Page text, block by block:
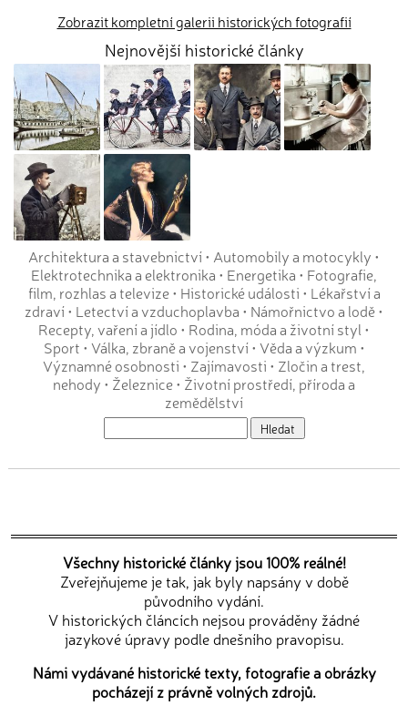
Zobrazit kompletní galerii historických fotografií
Nejnovější historické články
Architektura a stavebnictví• Automobily a motocykly •
Elektrotechnika a elektronika • Energetika • Fotografie,
film, rozhlas a televize• Historické události • Lékařství a
zdraví• Letectví a vzduchoplavba • Námořnictvo a lodě•
Recepty, vaření a jídlo • Rodina, móda a životní styl •
Sport • Válka, zbraně a vojenství• Věda a výzkum •
Významné osobnosti • Zajímavosti • Zločin a trest,
nehody • Železnice• Životní prostředí, příroda a
zemědělství
Všechny historické články jsou 100% reálné!
Zveřejňujeme je tak, jak byly napsány v době
původního vydání.
V historických článcích nejsou prováděny žádné
jazykové úpravy podle dnešního pravopisu.
Námi vydávané historické texty, fotografie a obrázky
pocházejí z právně volných zdrojů.